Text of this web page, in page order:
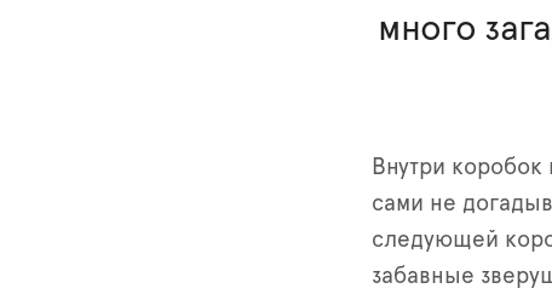
много
Внутри
сами не
следующей
забавные